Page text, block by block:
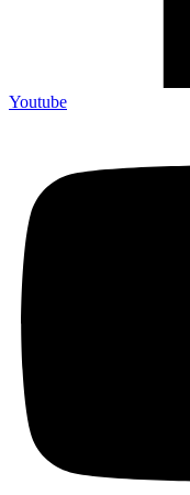
Youtube